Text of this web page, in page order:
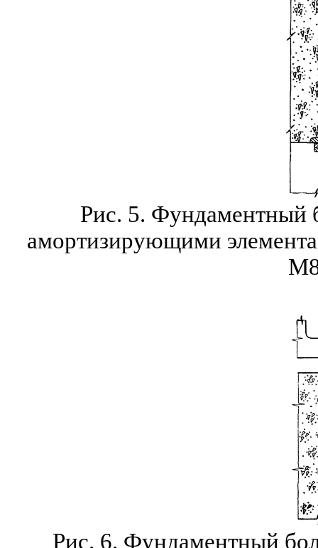
Рис. 5. Фундаментный
амортизирующими
Рис. 6. Фундаментный